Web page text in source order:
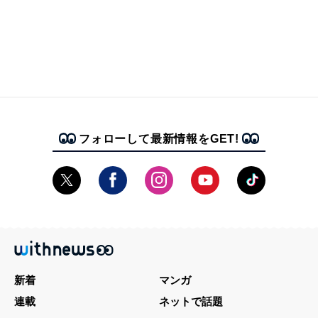
フォローして最新情報をGET!
新着
マンガ
連載
ネットで話題